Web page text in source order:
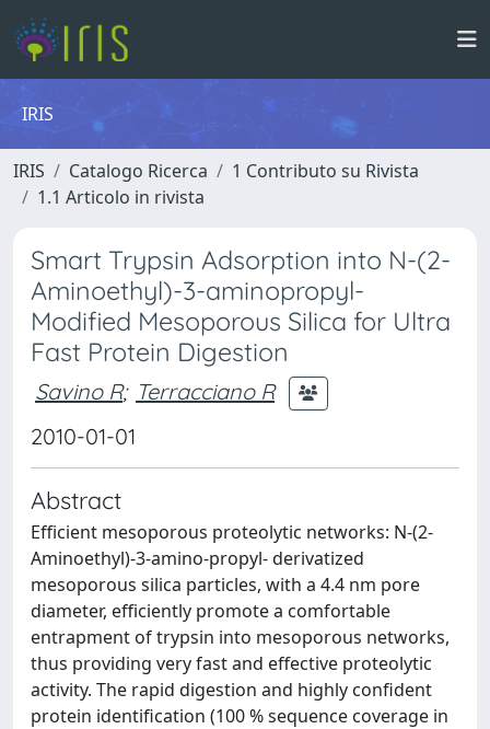
IRIS
IRIS Catalogo Ricerca
1 Contributo su Rivista
1.1 Articolo in rivista
Smart Trypsin Adsorption into N-(2-
Aminoethyl)-3-aminopropyl-
Modified Mesoporous Silica for Ultra
Fast Protein Digestion
Savino R; Terracciano R
2010-01-01
Abstract
Efficient mesoporous proteolytic networks: N-(2-
Aminoethyl)-3-amino-propyl- derivatized
mesoporous silica particles, with a 4.4 nm pore
diameter, efficiently promote a comfortable
entrapment of trypsin into mesoporous networks,
thus providing very fast and effective proteolytic
activity. The rapid digestion and highly confident
protein identification (100 % sequence coverage in